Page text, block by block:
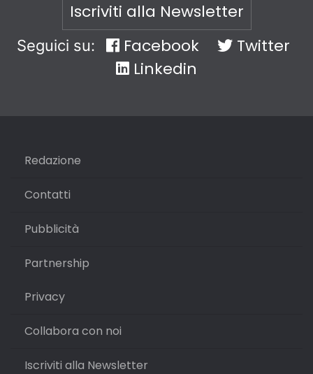
Iscriviti alla Newsletter
Seguici su: Facebook
Twitter
Linkedin
Redazione
Contatti
Pubblicità
Partnership
Privacy
Collabora con noi
Iscriviti alla Newsletter